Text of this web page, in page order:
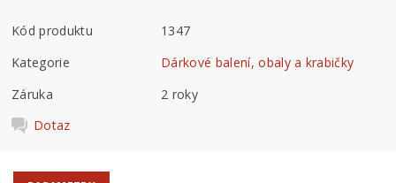
Kód produktu
1347
Kategorie
Dárkové balení, obaly a krabičky
Záruka
2 roky
Dotaz